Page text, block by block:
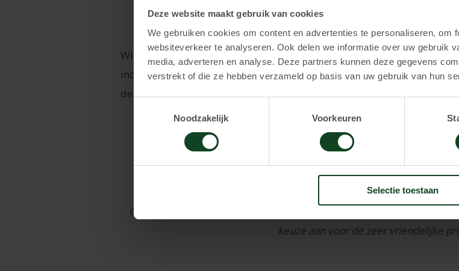
Deze website maakt gebruik van cookies
We gebruiken cookies om content en advertenties te personaliseren, om
websiteverkeer te analyseren. Ook delen we informatie over uw gebruik
media, adverteren en analyse. Deze partners kunnen deze gegevens
verstrekt of die ze hebben verzameld op basis van uw gebruik van hun
Noodzakelijk
Voorkeuren
Selectie toestaan
Wil je een kinderfeestje Assen organiseren? Dat kan al vanaf € 12,-
inclusief gebruik van camouflagejassen, petten en schmink. De uitleg
de gereserveerde tijd spelen!
De prijs voor de kinderfeestjes is vast voor 1- 10
1 uur spelen € 120,00 1,5 uur spelen €
extra spelers € 12,00 pp. extra spelers €
Om het geheel leuk af te sluiten , met alle sterke verhalen die erbij
keuze aan voor de zeer vriendelijke